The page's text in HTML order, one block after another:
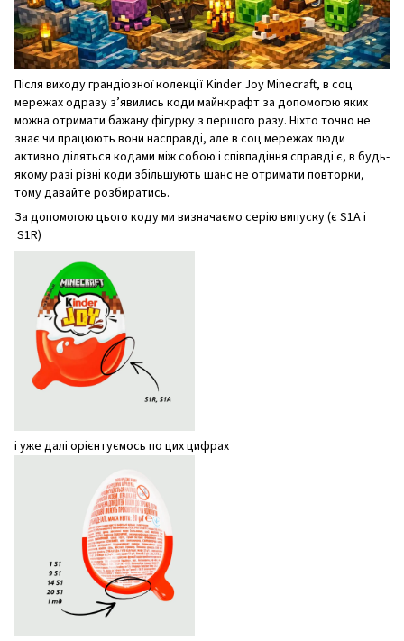
Після виходу грандіозної колекції Kinder Joy Minecraft, в соц
мережах одразу з’явились коди майнкрафт за допомогою яких
можна отримати бажану фігурку з першого разу. Ніхто точно не
знає чи працюють вони насправді, але в соц мережах люди
активно діляться кодами між собою і співпадіння справді є, в будь-
якому разі різні коди збільшують шанс не отримати повторки,
тому давайте розбиратись.
За допомогою цього коду ми визначаємо серію випуску (є S1A і
S1R)
і уже далі орієнтуємось по цих цифрах